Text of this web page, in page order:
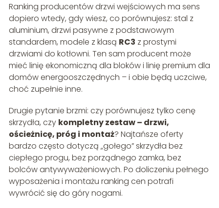
Ranking producentów drzwi wejściowych ma sens
dopiero wtedy, gdy wiesz, co porównujesz: stal z
aluminium, drzwi pasywne z podstawowym
standardem, modele z klasą RC3 z prostymi
drzwiami do kotłowni. Ten sam producent może
mieć linię ekonomiczną dla bloków i linię premium dla
domów energooszczędnych – i obie będą uczciwe,
choć zupełnie inne.
Drugie pytanie brzmi: czy porównujesz tylko cenę
skrzydła, czy kompletny zestaw – drzwi,
ościeżnicę, próg i montaż? Najtańsze oferty
bardzo często dotyczą „gołego” skrzydła bez
ciepłego progu, bez porządnego zamka, bez
bolców antywyważeniowych. Po doliczeniu pełnego
wyposażenia i montażu ranking cen potrafi
wywrócić się do góry nogami.